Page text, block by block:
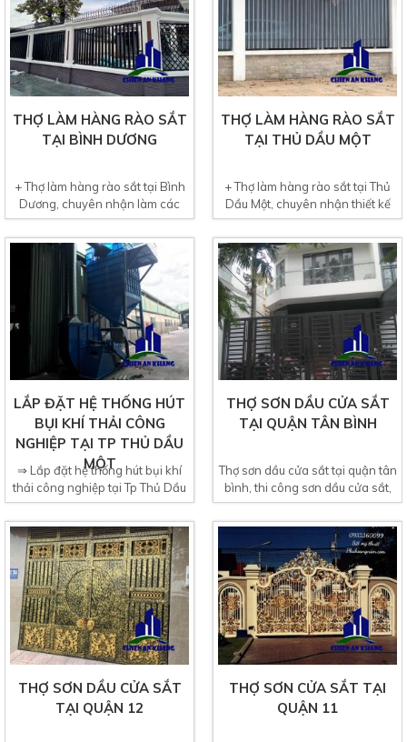
THỢ LÀM HÀNG RÀO SẮT
TẠI BÌNH DƯƠNG
+ Thợ làm hàng rào sắt tại Bình
Dương, chuyên nhận làm các
loại mẫu hàng rào sắt...
THỢ LÀM HÀNG RÀO SẮT
TẠI THỦ DẦU MỘT
+ Thợ làm hàng rào sắt tại Thủ
Dầu Một, chuyên nhận thiết kế
thi công hàng rào...
LẮP ĐẶT HỆ THỐNG HÚT
BỤI KHÍ THẢI CÔNG
NGHIỆP TẠI TP THỦ DẦU
MỘT
⇒ Lắp đặt hệ thống hút bụi khí
thải công nghiệp tại Tp Thủ Dầu
Một, Công...
THỢ SƠN DẦU CỬA SẮT
TẠI QUẬN TÂN BÌNH
Thợ sơn dầu cửa sắt tại quận tân
bình, thi công sơn dầu cửa sắt,
sơn cổng sắt,...
THỢ SƠN DẦU CỬA SẮT
TẠI QUẬN 12
THỢ SƠN CỬA SẮT TẠI
QUẬN 11